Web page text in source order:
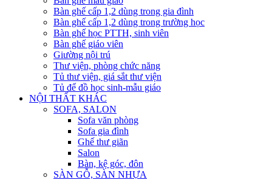
Bàn ghế cấp 1,2 dùng trong gia đình
Bàn ghế cấp 1,2 dùng trong trường học
Bàn ghế học PTTH, sinh viên
Bàn ghế giáo viên
Giường nội trú
Thư viện, phòng chức năng
Tủ thư viện, giá sắt thư viện
Tủ để đồ học sinh-mẫu giáo
NỘI THẤT KHÁC
SOFA, SALON
Sofa văn phòng
Sofa gia đình
Ghế thư giãn
Salon
Bàn, kệ góc, đôn
SÀN GỖ, SÀN NHỰA